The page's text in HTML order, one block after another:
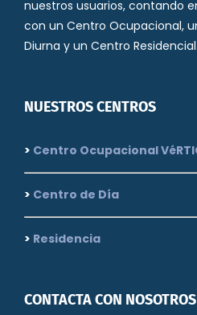
nuestros usuarios, contando
con un Centro Ocupacional,
Diurna y un Centro Residencial.
NUESTROS CENTROS
> Centro Ocupacional
> Centro de Día
> Residencia
CONTACTA CON NOSOTROS